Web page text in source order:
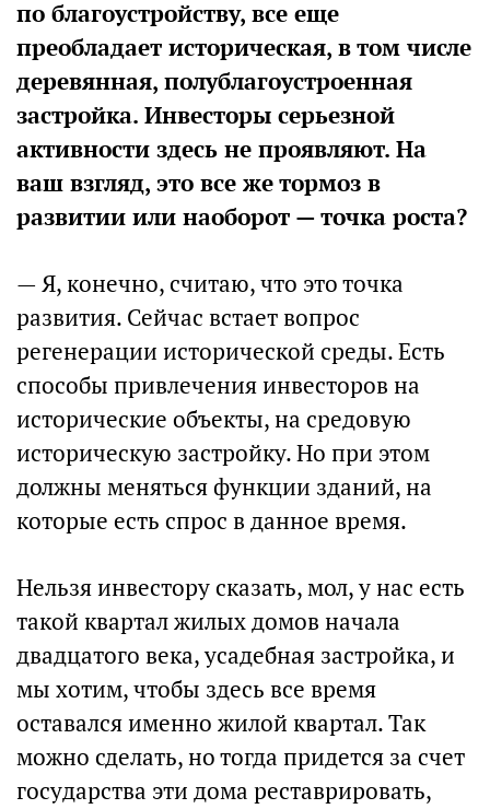
по благоустройству, все еще
преобладает историческая, в том числе
деревянная, полублагоустроенная
застройка. Инвесторы серьезной
активности здесь не проявляют. На
ваш взгляд, это все же тормоз в
развитии или наоборот — точка роста?
— Я, конечно, считаю, что это точка
развития. Сейчас встает вопрос
регенерации исторической среды. Есть
способы привлечения инвесторов на
исторические объекты, на средовую
историческую застройку. Но при этом
должны меняться функции зданий, на
которые есть спрос в данное время.
Нельзя инвестору сказать, мол, у нас есть
такой квартал жилых домов начала
двадцатого века, усадебная застройка, и
мы хотим, чтобы здесь все время
оставался именно жилой квартал. Так
можно сделать, но тогда придется за счет
государства эти дома реставрировать,